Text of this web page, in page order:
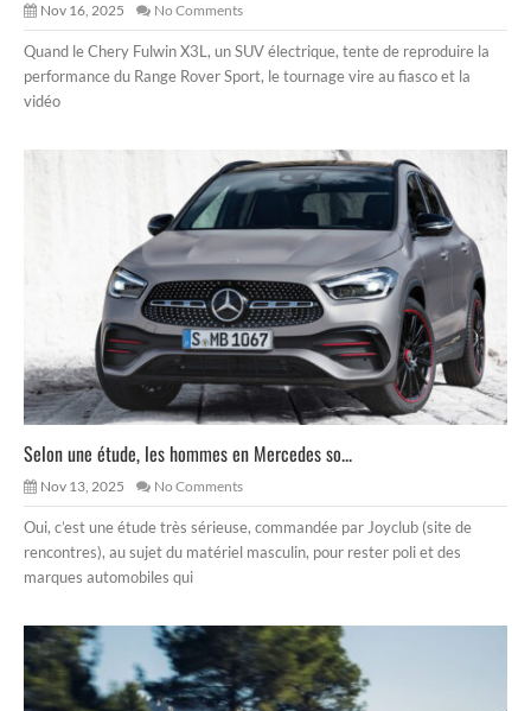
Nov 16, 2025 No Comments
Quand le Chery Fulwin X3L, un SUV électrique, tente de reproduire la
performance du Range Rover Sport, le tournage vire au fiasco et la
vidéo
Selon une étude, les hommes en Mercedes so...
Nov 13, 2025 No Comments
Oui, c’est une étude très sérieuse, commandée par Joyclub (site de
rencontres), au sujet du matériel masculin, pour rester poli et des
marques automobiles qui